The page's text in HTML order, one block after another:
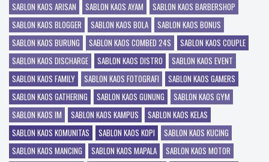
SABLON KAOS ARISAN
SABLON KAOS AYAM
SABLON KAOS BARBERSHOP
SABLON KAOS BLOGGER
SABLON KAOS BOLA
SABLON KAOS BONUS
SABLON KAOS BURUNG
SABLON KAOS COMBED 24S
SABLON KAOS COUPLE
SABLON KAOS DISCHARGE
SABLON KAOS DISTRO
SABLON KAOS EVENT
SABLON KAOS FAMILY
SABLON KAOS FOTOGRAFI
SABLON KAOS GAMERS
SABLON KAOS GATHERING
SABLON KAOS GUNUNG
SABLON KAOS GYM
SABLON KAOS IM
SABLON KAOS KAMPUS
SABLON KAOS KELAS
SABLON KAOS KOMUNITAS
SABLON KAOS KOPI
SABLON KAOS KUCING
SABLON KAOS MANCING
SABLON KAOS MAPALA
SABLON KAOS MOTOR